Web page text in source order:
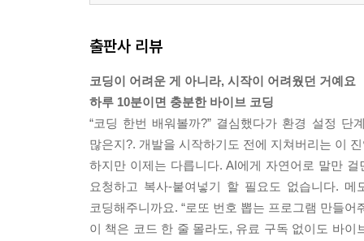
CHAPTER 08 세상과 공유하기: 클릭 몇 번으로 끝
_코드를 세상 밖으로 꺼내는 첫걸음, 깃허브에 저
_스트림릿 클라우드와 깃허브 연결해서 웹 URL 발
[PART 04 내가 만든 앱으로 수익화 실현하기]
CHAPTER 09 24시간 쉬지 않고 일할 AI 편집장 고
_나만의 작은 언어 모델 Gemma
_AI의 튼튼한 집이 되어줄 Ollama
_Ollama 설치하고 Gemma 3를 내 컴퓨터로 초대
출판사 리뷰
코딩이 어려운 게 아니라, 시작이 어려웠던 거예요
하루 10분이면 충분한 바이브 코딩
“코딩 한번 배워볼까?” 결심했다가 환경 설정
많은지?. 개발을 시작하기도 전에 지쳐버리는 이
하지만 이제는 다릅니다. AI에게 자연어로 말만 걸
요청하고 복사-붙여넣기 할 필요도 없습니다.
코딩해주니까요. “로또 번호 뽑는 프로그램 만들어
이 책은 코드 한 줄 몰라도, 유료 구독 없이도 바